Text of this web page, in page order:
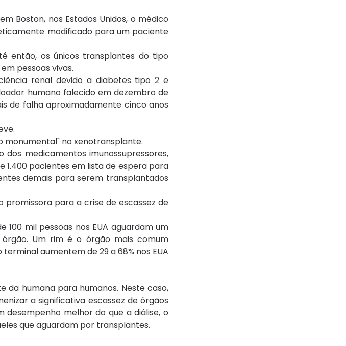
Boston, nos Estados Unidos, o médico
modificado para um paciente
então, os únicos transplantes do tipo
pessoas vivas.
renal devido a diabetes tipo 2 e
humano falecido em dezembro de
de falha aproximadamente cinco anos
monumental" no xenotransplante.
medicamentos imunossupressores,
1.400 pacientes em lista de espera para
demais para serem transplantados
para a crise de escassez de
mil pessoas nos EUA aguardam um
Um rim é o órgão mais comum
aumentem de 29 a 68% nos EUA
humana para humanos. Neste caso,
a significativa escassez de órgãos
melhor do que a diálise, o
que aguardam por transplantes.